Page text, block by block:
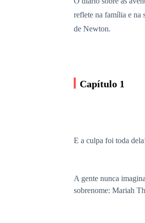
reflete na família e na
de Newton.
Capítulo 1
E a culpa foi toda
A gente nunca
sobrenome: Mariah